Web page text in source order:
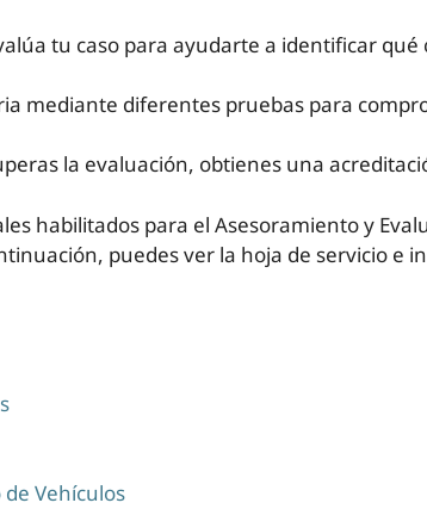
tu caso para ayudarte a identificar
mediante diferentes pruebas para
la evaluación, obtienes una
habilitados para el Asesoramiento y
puedes ver la hoja de servicio
Vehículos